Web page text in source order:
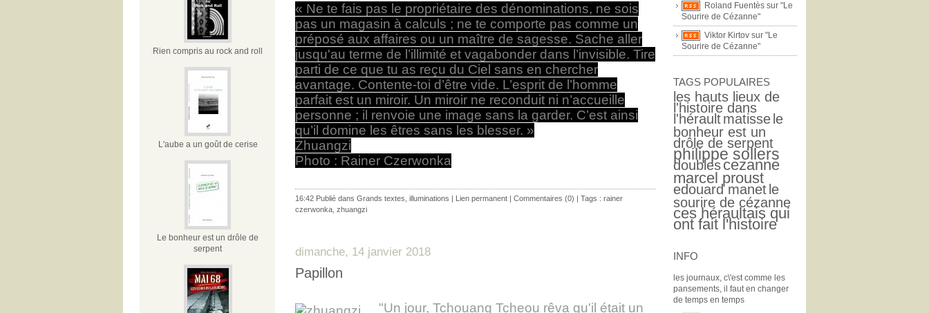
Rien compris au rock and roll
L'aube a un goût de cerise
Le bonheur est un drôle de
serpent
Roland Fuentès sur "Le
Sourire de Cézanne"
Viktor Kirtov sur "Le
Sourire de Cézanne"
TAGS POPULAIRES
les hauts lieux de
l'histoire dans
l'héraultmatisse le
bonheur est un
drôle de serpent
philippe sollers
doublescezanne
marcel proust
edouard manet le
sourire de cézanne
ces héraultais qui
ont fait l'histoire
INFO
les journaux, c\'est comme les
pansements, il faut en changer
de temps en temps
« Ne te fais pas le propriétaire des dénominations, ne sois
pas un magasin à calculs ; ne te comporte pas comme un
préposé aux affaires ou un maître de sagesse. Sache aller
jusqu'au terme de l’illimité et vagabonder dans l’invisible. Tire
parti de ce que tu as reçu du Ciel sans en chercher
avantage. Contente-toi d’être vide. L’esprit de l’homme
parfait est un miroir. Un miroir ne reconduit ni n’accueille
personne ; il renvoie une image sans la garder. C’est ainsi
qu’il domine les êtres sans les blesser. »
Zhuangzi
Photo : Rainer Czerwonka
16:42 Publié dans Grands textes illuminations | Lien permanent | Commentaires (0) | Tags : rainer
czerwonka zhuangzi
dimanche, 14 janvier 2018
Papillon
"Un jour, Tchouang Tcheou rêva qu'il était un